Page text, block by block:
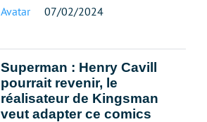
Avatar 07/02/2024
Superman : Henry Cavill
pourrait revenir, le
réalisateur de Kingsman
veut adapter ce comics